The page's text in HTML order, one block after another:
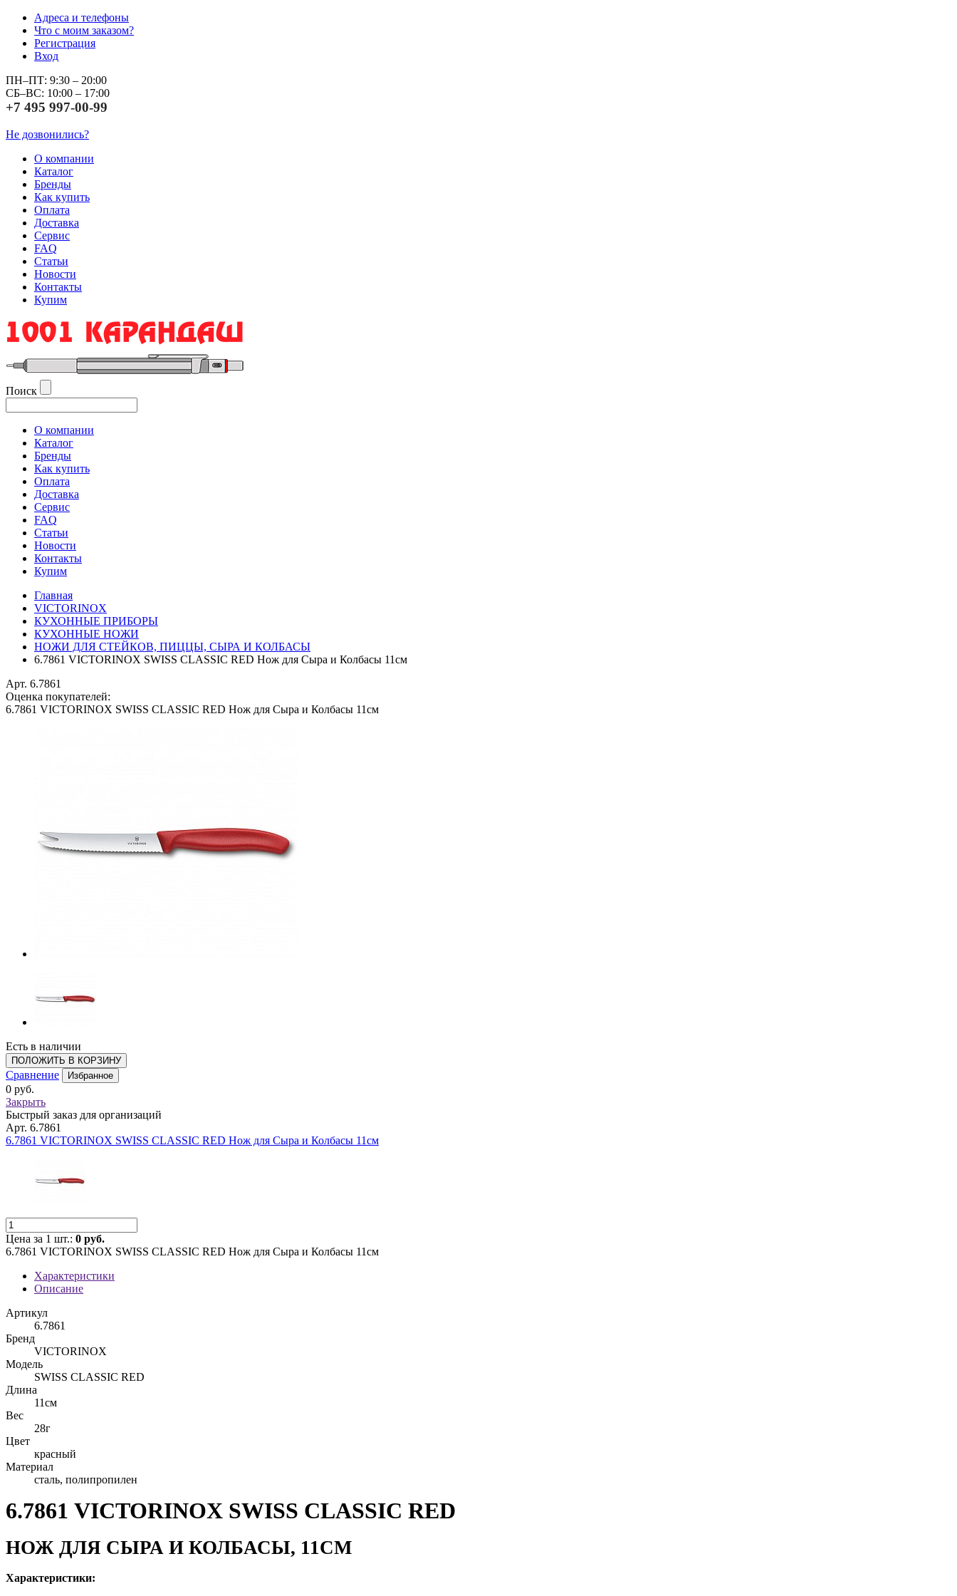
Адреса и телефоны
Что с моим заказом?
Регистрация
Вход
ПН–ПТ: 9:30 – 20:00
СБ–ВС: 10:00 – 17:00
+7 495 997-00-99
Не дозвонились?
О компании
Каталог
Бренды
Как купить
Оплата
Доставка
Сервис
FAQ
Статьи
Новости
Контакты
Купим
Поиск
О компании
Каталог
Бренды
Как купить
Оплата
Доставка
Сервис
FAQ
Статьи
Новости
Контакты
Купим
Главная
VICTORINOX
КУХОННЫЕ ПРИБОРЫ
КУХОННЫЕ НОЖИ
НОЖИ ДЛЯ СТЕЙКОВ, ПИЦЦЫ, СЫРА И КОЛБАСЫ
6.7861 VICTORINOX SWISS CLASSIC RED Нож для Сыра и Колбасы 11см
Арт. 6.7861
Оценка покупателей:
6.7861 VICTORINOX SWISS CLASSIC RED Нож для Сыра и Колбасы 11см
Есть в наличии
ПОЛОЖИТЬ В КОРЗИНУ
Сравнение Избранное
0 руб.
Закрыть
Быстрый заказ для организаций
Арт. 6.7861
6.7861 VICTORINOX SWISS CLASSIC RED Нож для Сыра и Колбасы 11см
Цена за 1 шт.: 0 руб.
6.7861 VICTORINOX SWISS CLASSIC RED Нож для Сыра и Колбасы 11см
Характеристики
Описание
Артикул
6.7861
Бренд
VICTORINOX
Модель
SWISS CLASSIC RED
Длина
11см
Вес
28г
Цвет
красный
Материал
сталь, полипропилен
6.7861 VICTORINOX SWISS CLASSIC RED
НОЖ ДЛЯ СЫРА И КОЛБАСЫ, 11СМ
Характеристики: